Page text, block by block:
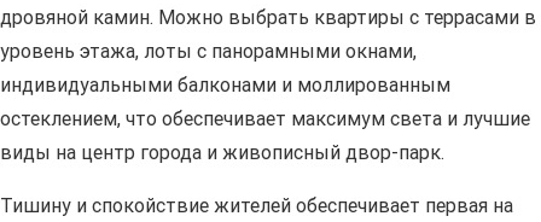
дровяной камин. Можно выбрать квартиры с террасами в
уровень этажа, лоты с панорамными окнами,
индивидуальными балконами и моллированным
остеклением, что обеспечивает максимум света и лучшие
виды на центр города и живописный двор-парк.
Тишину и спокойствие жителей обеспечивает первая на